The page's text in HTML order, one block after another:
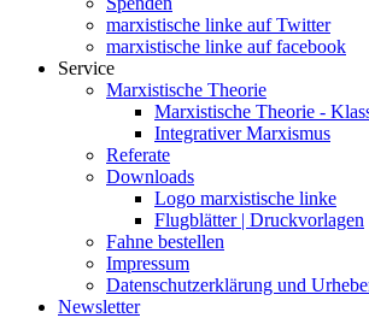
marxistische linke auf Twitter
marxistische linke auf facebook
Service
Marxistische Theorie
Marxistische Theorie -
Integrativer Marxismus
Referate
Downloads
Logo marxistische linke
Flugblätter | Druckvorlagen
Fahne bestellen
Impressum
Datenschutzerklärung und
Newsletter